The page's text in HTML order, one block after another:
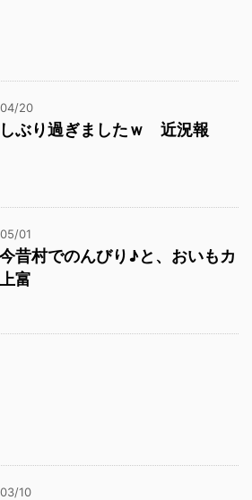
20
ぶり過ぎましたｗ 近況報
01
昔村でのんびり♪と、おいもカ
富
10